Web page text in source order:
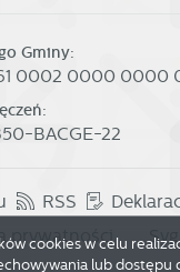
Gminy:
0002 0000 0000
BACGE-22
RSS
prywatności
cookies w celu
lub dostępu